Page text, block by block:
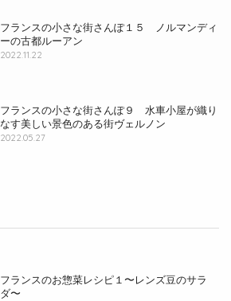
フランスの小さな街さんぽ１５ ノルマンディ
ーの古都ルーアン
2022.11.22
フランスの小さな街さんぽ９ 水車小屋が織り
なす美しい景色のある街ヴェルノン
2022.05.27
フランスのお惣菜レシピ１〜レンズ豆のサラ
ダ〜